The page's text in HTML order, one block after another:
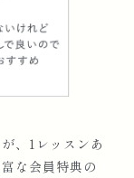
、1レッスンあ
な会員特典の